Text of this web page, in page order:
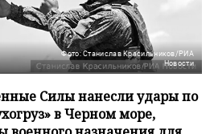
Фото: Станислав Красильников/РИА
Новости
Силы нанесли удары по
в Черном море,